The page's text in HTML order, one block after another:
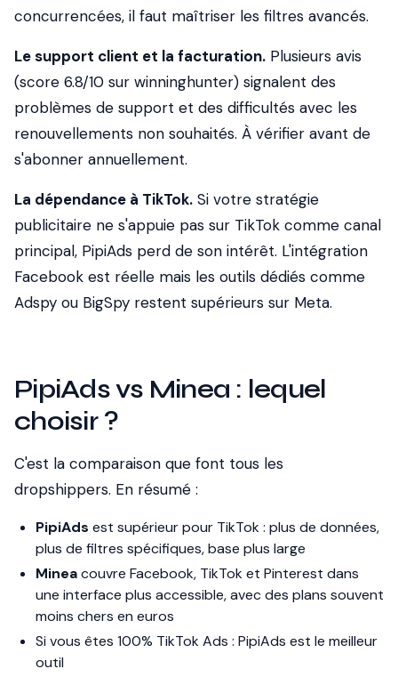
concurrencées, il faut maîtriser les filtres avancés.
Le support client et la facturation. Plusieurs avis
(score 6.8/10 sur winninghunter) signalent des
problèmes de support et des difficultés avec les
renouvellements non souhaités. À vérifier avant de
s'abonner annuellement.
La dépendance à TikTok. Si votre stratégie
publicitaire ne s'appuie pas sur TikTok comme canal
principal, PipiAds perd de son intérêt. L'intégration
Facebook est réelle mais les outils dédiés comme
Adspy ou BigSpy restent supérieurs sur Meta.
PipiAds vs Minea : lequel
choisir ?
C'est la comparaison que font tous les
dropshippers. En résumé :
PipiAds est supérieur pour TikTok : plus de données,
plus de filtres spécifiques, base plus large
Mineacouvre Facebook, TikTok et Pinterest dans
une interface plus accessible, avec des plans souvent
moins chers en euros
Si vous êtes 100% TikTok Ads : PipiAds est le meilleur
outil